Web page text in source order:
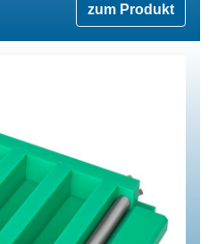
zum Produkt